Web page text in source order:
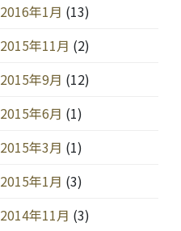
2016年1月 (13)
2015年11月 (2)
2015年9月 (12)
2015年6月 (1)
2015年3月 (1)
2015年1月 (3)
2014年11月 (3)